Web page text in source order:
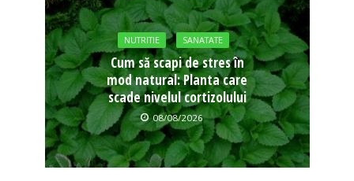
NUTRITIE SANATATE
Cum să scapi de stres în
mod natural: Planta care
scade nivelul cortizolului
08/08/2026